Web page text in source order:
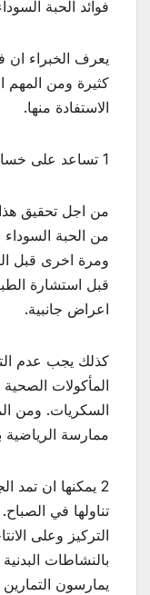
فوائد الحبة
يعرف الخبراء ان
كثيرة ومن
الاستفادة منها.
1 تساعد على خسارة الوزن
من اجل تحقيق
من الحبة
ومرة اخرى قبل
قبل استشارة
اعراض جانبية.
كذلك يجب عدم
المأكولات
السكريات. ومن
ممارسة الرياضية بشكل
2 يمكنها ان
تناولها في
التركيز وعلى
بالنشاطات
يمارسون التمارين